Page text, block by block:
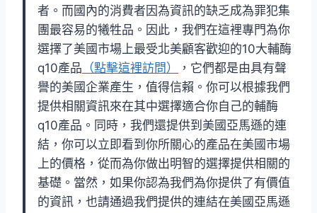
者。而國內的消費者因為資訊的缺乏成為罪犯集
團最容易的犧牲品。因此，我們在這裡專門為你
選擇了美國市場上最受北美顧客歡迎的10大輔酶
q10產品 （點擊這裡訪問）
，它們都是由具有聲
譽的美國企業產生，值得信賴。你可以根據我們
提供相關資訊來在其中選擇適合你自己的輔酶
q10產品。同時，我們還提供到美國亞馬遜的連
結，你可以立即看到你所關心的產品在美國市場
上的價格，從而為你做出明智的選擇提供相關的
基礎。當然，如果你認為我們為你提供了有價值
的資訊，也請通過我們提供的連結在美國亞馬遜